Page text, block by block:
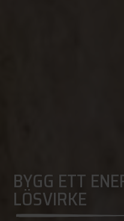
BYGG ETT
LÖSVIRKE